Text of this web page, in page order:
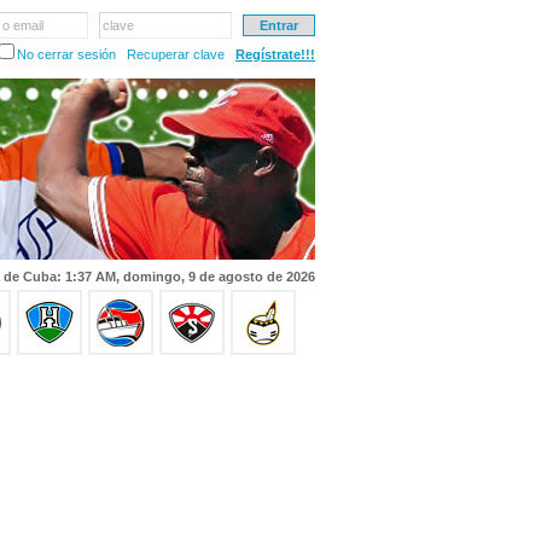
email
clave
No cerrar sesión
Recuperar clave Regístrate!!!
de Cuba: 1:37 AM, domingo, 9 de agosto de 2026